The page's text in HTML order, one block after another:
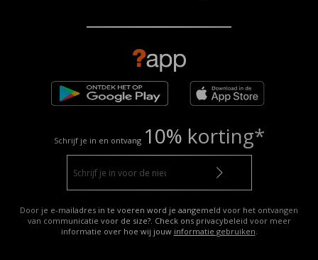
Schrijf je in en ontvang 10% korting*
Door je e-mailadres in te voeren word je aangemeld voor het ontvangen
van communicatie voor de size?. Check ons privacybeleid voor meer
informatie over hoe wij jouw informatie gebruiken.